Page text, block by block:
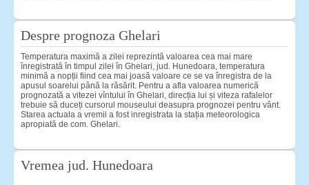
Despre prognoza Ghelari
Temperatura maximă a zilei reprezintă valoarea cea mai mare
înregistrată în timpul zilei în Ghelari, jud. Hunedoara, temperatura
minimă a nopții fiind cea mai joasă valoare ce se va înregistra de la
apusul soarelui până la răsărit. Pentru a afla valoarea numerică
prognozată a vitezei vîntului în Ghelari, direcția lui și viteza rafalelor
trebuie să duceți cursorul mouseului deasupra prognozei pentru vânt.
Starea actuala a vremii a fost inregistrata la stația meteorologica
apropiată de com. Ghelari.
Vremea jud. Hunedoara